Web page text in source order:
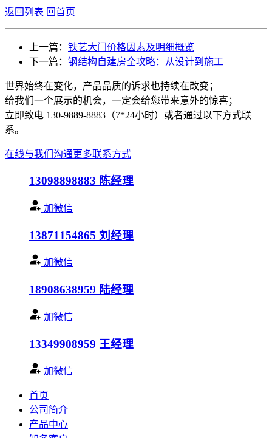
返回列表 回首页
上一篇： 铁艺大门价格因素及明细概览
下一篇： 钢结构自建房全攻略：从设计到施工
世界始终在变化，产品品质的诉求也持续在改变；
给我们一个展示的机会，一定会给您带来意外的惊喜；
立即致电 130-9889-8883（7*24小时）或者通过以下方式联
系。
在线与我们沟通更多联系方式
13098898883 陈经理
加微信
13871154865 刘经理
加微信
18908638959 陆经理
加微信
13349908959 王经理
加微信
首页
公司简介
产品中心